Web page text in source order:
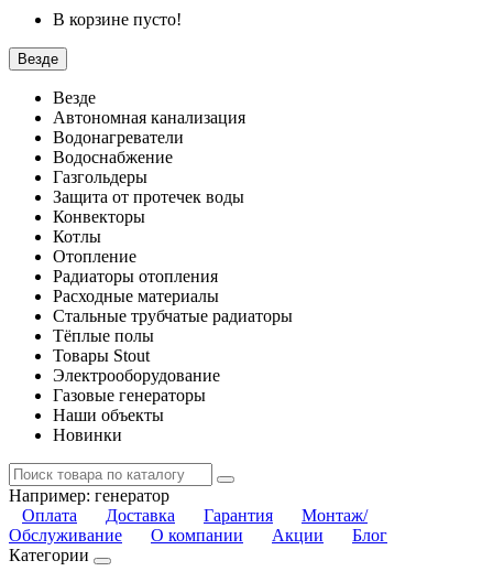
В корзине пусто!
Везде
Везде
Автономная канализация
Водонагреватели
Водоснабжение
Газгольдеры
Защита от протечек воды
Конвекторы
Котлы
Отопление
Радиаторы отопления
Расходные материалы
Стальные трубчатые радиаторы
Тёплые полы
Товары Stout
Электрооборудование
Газовые генераторы
Наши объекты
Новинки
Например: генератор
Оплата
Доставка Гарантия
Монтаж/
Обслуживание
О компании Акции
Блог
Категории